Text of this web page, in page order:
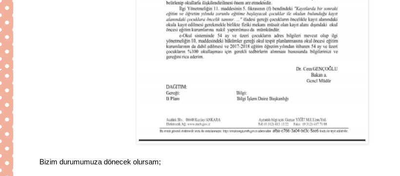
Bizim durumumuza dönecek olursam;